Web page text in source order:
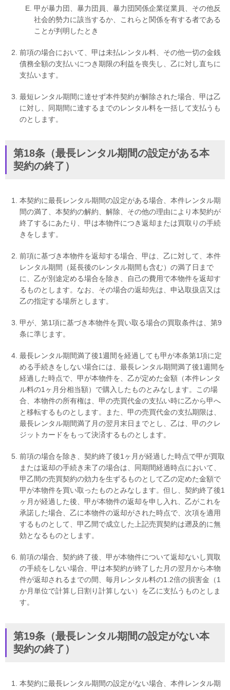
甲が暴力団、暴力団員、暴力団関係企業従業員、その他反
社会的勢力に該当するか、これらと関係を有する者である
ことが判明したとき
前項の場合において、甲は未払レンタル料、その他一切の金銭
債務全額の支払いにつき期限の利益を喪失し、乙に対し直ちに
支払います。
最短レンタル期間に達せず本件契約が解除された場合、甲は乙
に対し、同期間に達するまでのレンタル料を一括して支払うも
のとします。
第18条（最長レンタル期間の設定がある本
契約の終了）
本契約に最長レンタル期間の設定がある場合、本件レンタル期
間の満了、本契約の解約、解除、その他の理由により本契約が
終了するにあたり、甲は本物件につき返却または買取りの手続
きをします。
前項に基づき本物件を返却する場合、甲は、乙に対して、本件
レンタル期間（延長後のレンタル期間も含む）の満了日まで
に、乙が別途定める場合を除き、自己の費用で本物件を返却す
るものとします。なお、その場合の返却先は、申込取扱店又は
乙の指定する場所とします。
甲が、第1項に基づき本物件を買い取る場合の買取条件は、第9
条に準じます。
最長レンタル期間満了後1週間を経過しても甲が本条第1項に定
める手続きをしない場合には、最長レンタル期間満了後1週間を
経過した時点で、甲が本物件を、乙が定めた金額（本件レンタ
ル料の1ヶ月分相当額）で購入したものとみなします。この場
合、本物件の所有権は、甲の売買代金の支払い時に乙から甲へ
と移転するものとします。また、甲の売買代金の支払期限は、
最長レンタル期間満了月の翌月末日までとし、乙は、甲のクレ
ジットカードをもって決済するものとします。
前項の場合を除き、契約終了後1ヶ月が経過した時点で甲が買取
または返却の手続き未了の場合は、同期間経過時点において、
甲乙間の売買契約の効力を生ずるものとして乙の定めた金額で
甲が本物件を買い取ったものとみなします。但し、契約終了後1
ヶ月が経過した後、甲が本物件の返却を申し入れ、乙がこれを
承諾した場合、乙に本物件の返却がされた時点で、次項を適用
するものとして、甲乙間で成立した上記売買契約は遡及的に無
効となるものとします。
前項の場合、契約終了後、甲が本物件について返却ないし買取
の手続をしない場合、甲は本契約が終了した月の翌月から本物
件が返却されるまでの間、毎月レンタル料の1.2倍の損害金（1
か月単位で計算し日割り計算しない）を乙に支払うものとしま
す。
第19条（最長レンタル期間の設定がない本
契約の終了）
本契約に最長レンタル期間の設定がない場合、本件レンタル期